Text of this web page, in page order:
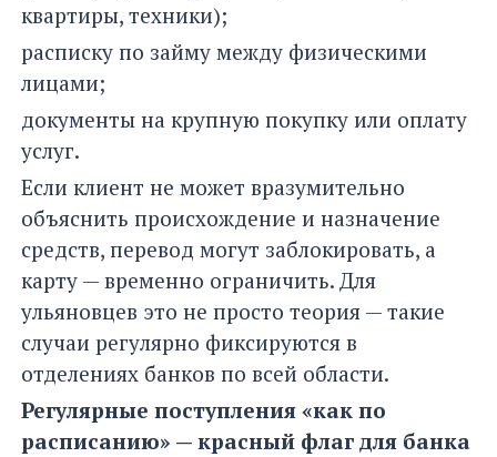
квартиры, техники);
расписку по займу между физическими
лицами;
документы на крупную покупку или оплату
услуг.
Если клиент не может вразумительно
объяснить происхождение и назначение
средств, перевод могут заблокировать, а
карту — временно ограничить. Для
ульяновцев это не просто теория — такие
случаи регулярно фиксируются в
отделениях банков по всей области.
Регулярные поступления «как по
расписанию» — красный флаг для банка